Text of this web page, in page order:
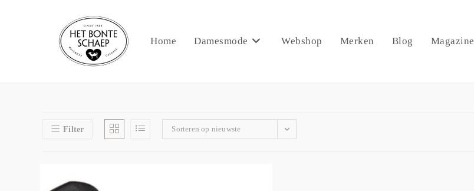
Home Damesmode Webshop Merken Blog Magazine
Filter Sorteren op nieuwste